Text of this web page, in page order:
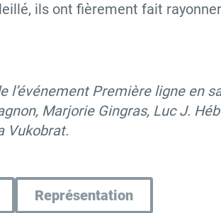
ils ont fièrement fait
l’événement Première ligne en
Marjorie Gingras, Luc J.
Vukobrat.
Représentation